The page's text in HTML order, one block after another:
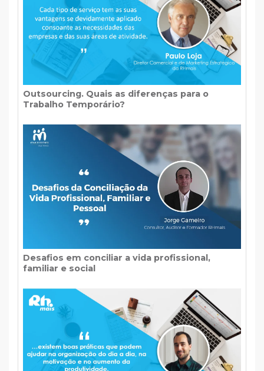
Outsourcing. Quais as diferenças para o
Trabalho Temporário?
Desafios em conciliar a vida profissional,
familiar e social